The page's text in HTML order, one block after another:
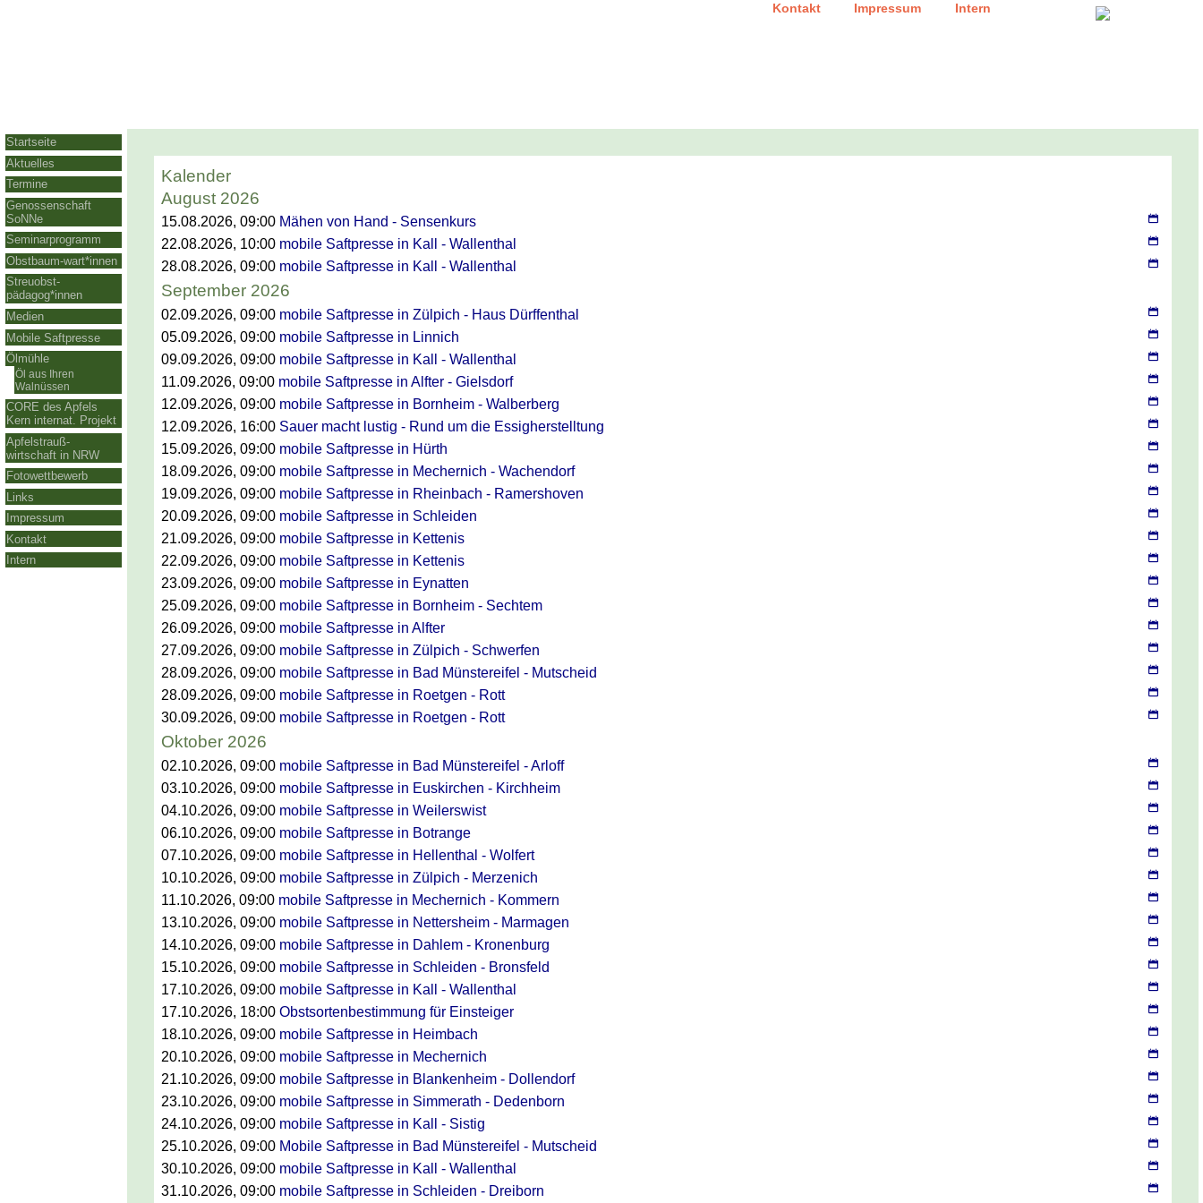
Kontakt Impressum Intern
Startseite
Aktuelles
Termine
Genossenschaft
SoNNe
Seminarprogramm
Obstbaum-wart*innen
Streuobst-
pädagog*innen
Medien
Mobile Saftpresse
Ölmühle
Öl aus Ihren
Walnüssen
CORE des Apfels
Kern internat. Projekt
Apfelstrauß-
wirtschaft in NRW
Fotowettbewerb
Links
Impressum
Kontakt
Intern
Kalender
August 2026
15.08.2026, 09:00 Mähen von Hand - Sensenkurs
22.08.2026, 10:00 mobile Saftpresse in Kall - Wallenthal
28.08.2026, 09:00 mobile Saftpresse in Kall - Wallenthal
September 2026
02.09.2026, 09:00 mobile Saftpresse in Zülpich - Haus Dürffenthal
05.09.2026, 09:00 mobile Saftpresse in Linnich
09.09.2026, 09:00 mobile Saftpresse in Kall - Wallenthal
11.09.2026, 09:00 mobile Saftpresse in Alfter - Gielsdorf
12.09.2026, 09:00 mobile Saftpresse in Bornheim - Walberberg
12.09.2026, 16:00 Sauer macht lustig - Rund um die Essigherstelltung
15.09.2026, 09:00 mobile Saftpresse in Hürth
18.09.2026, 09:00 mobile Saftpresse in Mechernich - Wachendorf
19.09.2026, 09:00 mobile Saftpresse in Rheinbach - Ramershoven
20.09.2026, 09:00 mobile Saftpresse in Schleiden
21.09.2026, 09:00 mobile Saftpresse in Kettenis
22.09.2026, 09:00 mobile Saftpresse in Kettenis
23.09.2026, 09:00 mobile Saftpresse in Eynatten
25.09.2026, 09:00 mobile Saftpresse in Bornheim - Sechtem
26.09.2026, 09:00 mobile Saftpresse in Alfter
27.09.2026, 09:00 mobile Saftpresse in Zülpich - Schwerfen
28.09.2026, 09:00 mobile Saftpresse in Bad Münstereifel - Mutscheid
28.09.2026, 09:00 mobile Saftpresse in Roetgen - Rott
30.09.2026, 09:00 mobile Saftpresse in Roetgen - Rott
Oktober 2026
02.10.2026, 09:00 mobile Saftpresse in Bad Münstereifel - Arloff
03.10.2026, 09:00 mobile Saftpresse in Euskirchen - Kirchheim
04.10.2026, 09:00 mobile Saftpresse in Weilerswist
06.10.2026, 09:00 mobile Saftpresse in Botrange
07.10.2026, 09:00 mobile Saftpresse in Hellenthal - Wolfert
10.10.2026, 09:00 mobile Saftpresse in Zülpich - Merzenich
11.10.2026, 09:00 mobile Saftpresse in Mechernich - Kommern
13.10.2026, 09:00 mobile Saftpresse in Nettersheim - Marmagen
14.10.2026, 09:00 mobile Saftpresse in Dahlem - Kronenburg
15.10.2026, 09:00 mobile Saftpresse in Schleiden - Bronsfeld
17.10.2026, 09:00 mobile Saftpresse in Kall - Wallenthal
17.10.2026, 18:00 Obstsortenbestimmung für Einsteiger
18.10.2026, 09:00 mobile Saftpresse in Heimbach
20.10.2026, 09:00 mobile Saftpresse in Mechernich
21.10.2026, 09:00 mobile Saftpresse in Blankenheim - Dollendorf
23.10.2026, 09:00 mobile Saftpresse in Simmerath - Dedenborn
24.10.2026, 09:00 mobile Saftpresse in Kall - Sistig
25.10.2026, 09:00 Mobile Saftpresse in Bad Münstereifel - Mutscheid
30.10.2026, 09:00 mobile Saftpresse in Kall - Wallenthal
31.10.2026, 09:00 mobile Saftpresse in Schleiden - Dreiborn